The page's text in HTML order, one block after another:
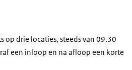
op drie locaties, steeds van 09.30
een inloop en na afloop een korte